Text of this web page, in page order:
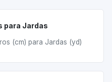
para Jardas
(cm) para Jardas (yd)